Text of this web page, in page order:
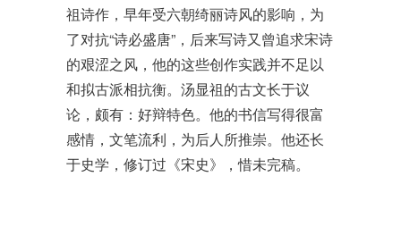
祖诗作，早年受六朝绮丽诗风的影响，为
了对抗“诗必盛唐”，后来写诗又曾追求宋诗
的艰涩之风，他的这些创作实践并不足以
和拟古派相抗衡。汤显祖的古文长于议
论，颇有：好辩特色。他的书信写得很富
感情，文笔流利，为后人所推崇。他还长
于史学，修订过《宋史》，惜未完稿。